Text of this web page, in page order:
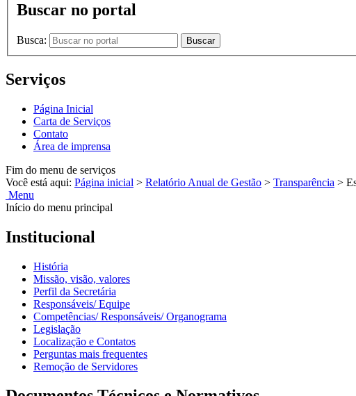
Buscar no portal
Busca: Buscar
Serviços
Página Inicial
Carta de Serviços
Contato
Área de imprensa
Fim do menu de serviços
Você está aqui: Página inicial > Relatório Anual de Gestão > Transparência >
Menu
Início do menu principal
Institucional
História
Missão, visão, valores
Perfil da Secretária
Responsáveis/ Equipe
Competências/ Responsáveis/ Organograma
Legislação
Localização e Contatos
Perguntas mais frequentes
Remoção de Servidores